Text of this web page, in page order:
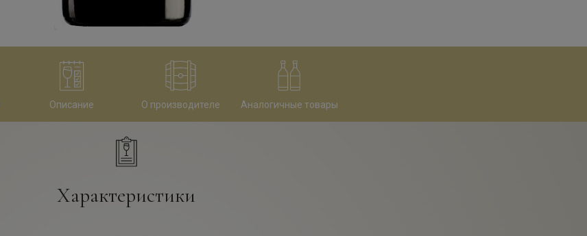
Описание О производителе Аналогичные товары
Характеристики